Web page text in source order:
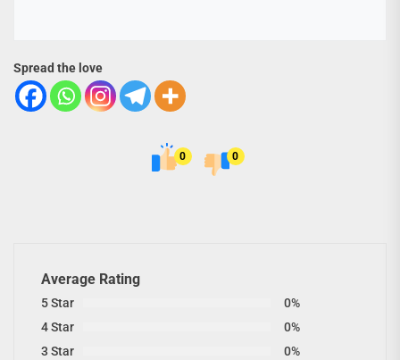
Spread the love
0 0
Average Rating
5 Star
0%
4 Star
0%
3 Star
0%